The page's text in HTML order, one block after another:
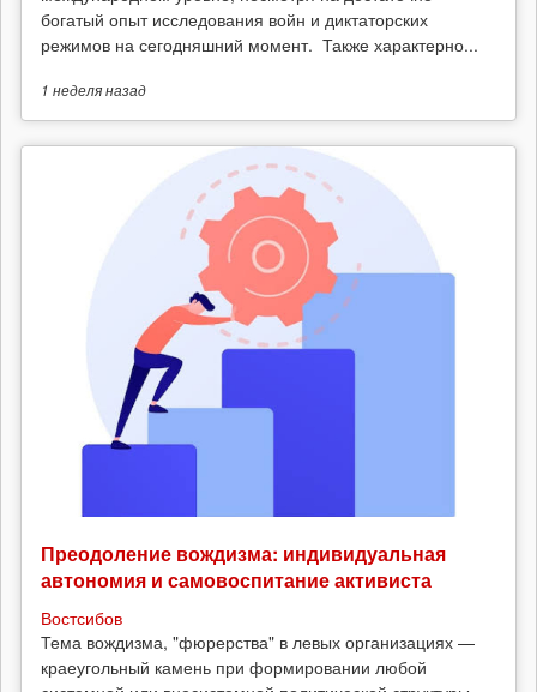
богатый опыт исследования войн и диктаторских
режимов на сегодняшний момент. Также характерно...
1 неделяназад
Преодоление вождизма: индивидуальная
автономия и самовоспитание активиста
Востсибов
Тема вождизма, "фюрерства" в левых организациях —
краеугольный камень при формировании любой